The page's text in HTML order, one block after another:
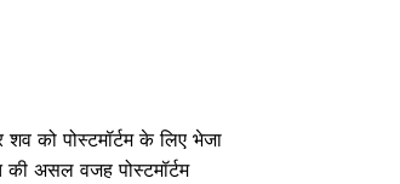
को पोस्टमॉर्टम के लिए भेजा
असल वजह पोस्टमॉर्टम